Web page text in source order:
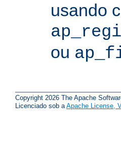
usando
ou
Copyright 2026 The Apache
Licenciado sob a Apache License,